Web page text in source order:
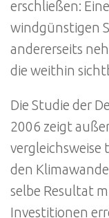
erschließen:
windgünstigen
andererseits
die weithin
Die Studie der
2006 zeigt
vergleichsweise
den
selbe Resultat
Investitionen